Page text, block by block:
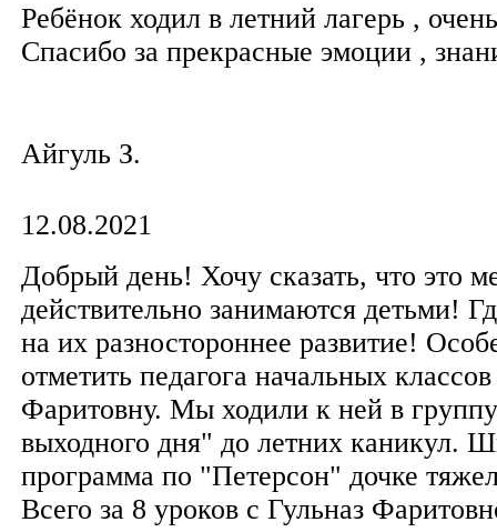
Ребёнок ходил в летний лагерь ,
Спасибо за прекрасные эмоции ,
Айгуль З.
12.08.2021
Добрый день! Хочу сказать, что это
действительно занимаются детьми!
на их разностороннее развитие!
отметить педагога начальных
Фаритовну. Мы ходили к ней в
выходного дня" до летних каникул.
программа по "Петерсон" дочке
Всего за 8 уроков с Гульназ